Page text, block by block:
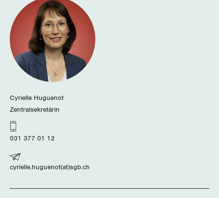
Cyrielle Huguenot
Zentralsekretärin
031 377 01 12
cyrielle.huguenot(at)sgb.ch